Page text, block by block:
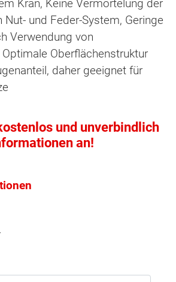
Kran, Keine Vermörtelung der
und Feder-System, Geringe
Verwendung von
Oberflächenstruktur
daher geeignet für
und unverbindlich
an!